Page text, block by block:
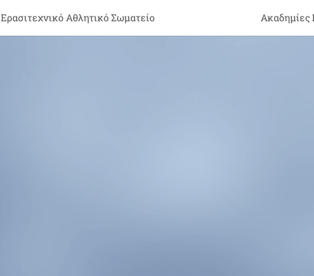
Ερασιτεχνικό Αθλητικό Σωματείο Ακαδημίες